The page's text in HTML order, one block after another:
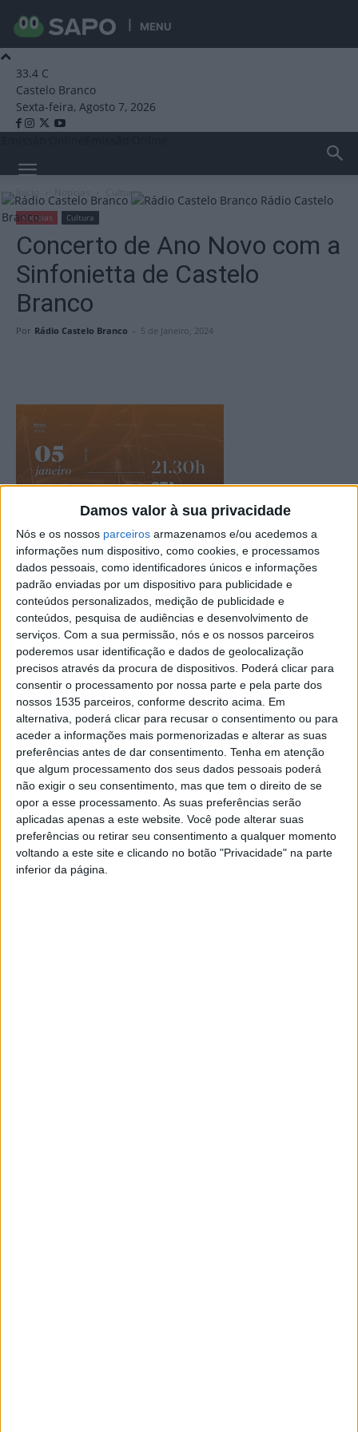
MENU
Damos valor à sua privacidade
Nós e os nossos parceiros armazenamos e/ou acedemos a
informações num dispositivo, como cookies, e processamos
dados pessoais, como identificadores únicos e informações
padrão enviadas por um dispositivo para publicidade e
conteúdos personalizados, medição de publicidade e
conteúdos, pesquisa de audiências e desenvolvimento de
serviços. Com a sua permissão, nós e os nossos parceiros
poderemos usar identificação e dados de geolocalização
precisos através da procura de dispositivos. Poderá clicar para
consentir o processamento por nossa parte e pela parte dos
nossos 1535 parceiros, conforme descrito acima. Em
alternativa, poderá clicar para recusar o consentimento ou para
aceder a informações mais pormenorizadas e alterar as suas
preferências antes de dar consentimento. Tenha em atenção
que algum processamento dos seus dados pessoais poderá
não exigir o seu consentimento, mas que tem o direito de se
opor a esse processamento. As suas preferências serão
aplicadas apenas a este website. Você pode alterar suas
preferências ou retirar seu consentimento a qualquer momento
voltando a este site e clicando no botão "Privacidade" na parte
inferior da página.
33.4 C
Castelo Branco
Sexta-feira, Agosto 7, 2026
Rádio Castelo
Branco
Cultura
Notícias Cultura
Concerto de Ano Novo com a
Sinfonietta de Castelo
Branco
Por Rádio Castelo Branco - 5 de Janeiro, 2024
A Sinfonietta de Castelo Branco realiza este 6ªfeira, 5 de
janeiro, o concerto de Ano Novo, no Cine-Teatro Avenida,
em Castelo Branco, às 21h30.
O espetáculo tem a direção de Bruno Cândido e conta
com a soprano Carolina Prates e o barítono Eduardo
Portugal.